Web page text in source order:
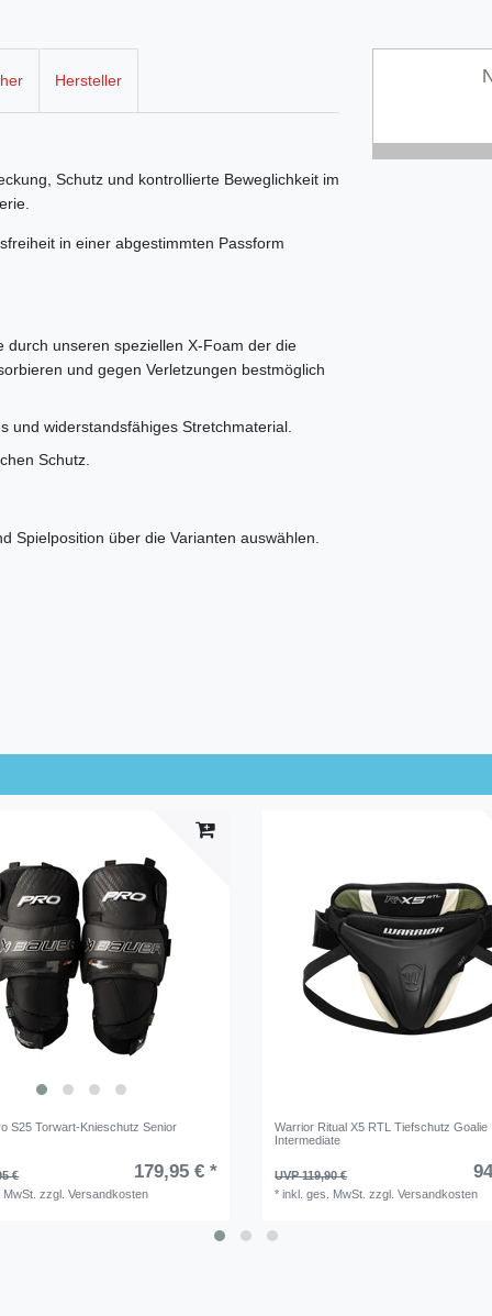
Hersteller
Schutz und kontrollierte Beweglichkeit im
in einer abgestimmten Passform
unseren speziellen X-Foam der die
und gegen Verletzungen bestmöglich
und widerstandsfähiges Stretchmaterial.
Schutz.
Spielposition über die Varianten auswählen.
S25 Torwart-Knieschutz Senior
€ 179,95 € *
zzgl.Versandkosten
Warrior Ritual X5 RTL Tiefschutz Goalie
Intermediate
UVP 119,90 €
*inkl. ges. MwSt. zzgl.Versandkosten